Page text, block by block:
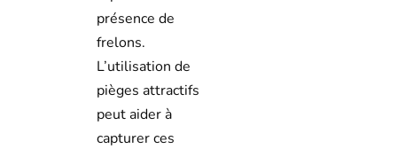
présence de
frelons.
L’utilisation de
pièges attractifs
peut aider à
capturer ces